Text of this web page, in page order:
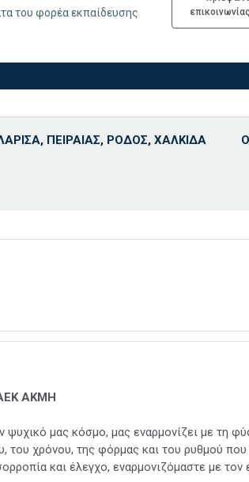
του φορέα εκπαίδευσης
επικοινωνίας
ΠΕΙΡΑΙΑΣ, ΡΟΔΟΣ, ΧΑΛΚΙΔΑ
ΑΚΜΗ
μας κόσμο, μας εναρμονίζει με τη
του χρόνου, της φόρμας και του ρυθμού που
και έλεγχο, εναρμονιζόμαστε με